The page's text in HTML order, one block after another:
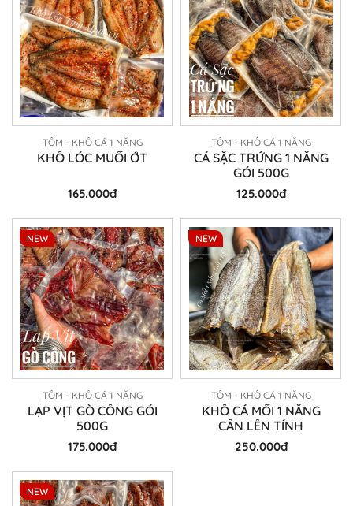
TÔM - KHÔ CÁ 1 NẮNG
KHÔ LÓC MUỐI ỚT
165.000đ
TÔM - KHÔ CÁ 1 NẮNG
CÁ SẶC TRỨNG 1 NẮNG
GÓI 500G
125.000đ
TÔM - KHÔ CÁ 1 NẮNG
LẠP VỊT GÒ CÔNG GÓI
500G
175.000đ
NEW
TÔM - KHÔ CÁ 1 NẮNG
KHÔ CÁ MỐI 1 NẮNG
CÂN LÊN TÍNH
250.000đ
NEW
NEW